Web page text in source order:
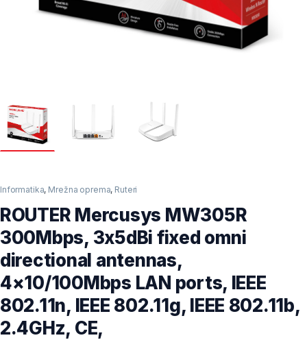
Informatika, Mrežna oprema, Ruteri
ROUTER Mercusys MW305R
300Mbps, 3x5dBi fixed omni
directional antennas,
4×10/100Mbps LAN ports, IEEE
802.11n, IEEE 802.11g, IEEE 802.11b,
2.4GHz, CE,